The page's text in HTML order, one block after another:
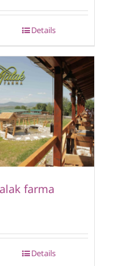
Details
farma
Details